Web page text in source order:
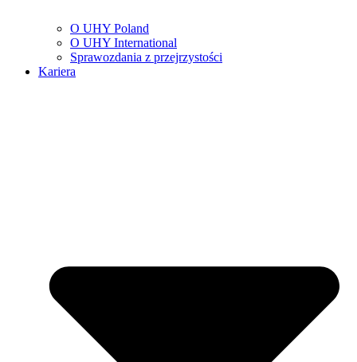
O UHY Poland
O UHY International
Sprawozdania z przejrzystości
Kariera